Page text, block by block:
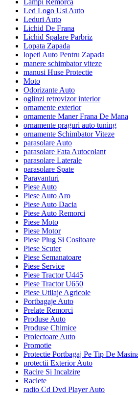
Led Logo Usi Auto
Leduri Auto
Lichid De Frana
Lichid Spalare Parbriz
Lopata Zapada
lopeti Auto Pentru Zapada
manere schimbator viteze
manusi Huse Protectie
Moto
Odorizante Auto
oglinzi retrovizor interior
ornamente exterior
ornamente Maner Frana De Mana
ornamente praguri auto tuning
ornamente Schimbator Viteze
parasolare Auto
parasolare Fata Autocolant
parasolare Laterale
parasolare Spate
Paravanturi
Piese Auto
Piese Auto Aro
Piese Auto Dacia
Piese Auto Remorci
Piese Moto
Piese Motor
Piese Plug Si Cositoare
Piese Scuter
Piese Semanatoare
Piese Service
Piese Tractor U445
Piese Tractor U650
Piese Utilaje Agricole
Portbagaje Auto
Prelate Remorci
Produse Auto
Produse Chimice
Proiectoare Auto
Promotie
Protectie Portbagaj Pe Tip De
protectii Exterior Auto
Racire Si Incalzire
Raclete
radio Cd Dvd Player Auto